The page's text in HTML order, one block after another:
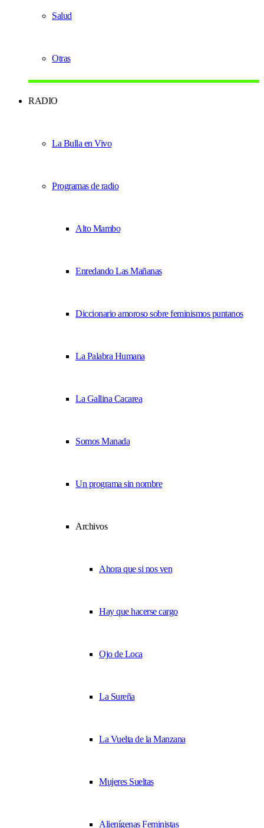
Salud
Otras
RADIO
La Bulla en Vivo
Programas de radio
Alto Mambo
Enredando Las Mañanas
Diccionario amoroso sobre feminismos puntanos
La Palabra Humana
La Gallina Cacarea
Somos Manada
Un programa sin nombre
Archivos
Ahora que si nos ven
Hay que hacerse cargo
Ojo de Loca
La Sureña
La Vuelta de la Manzana
Mujeres Sueltas
Alienígenas Feministas